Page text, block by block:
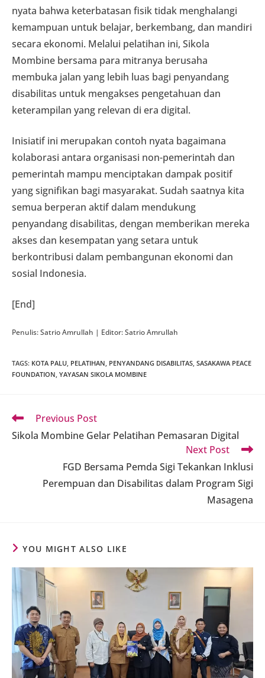
nyata bahwa keterbatasan fisik tidak menghalangi
kemampuan untuk belajar, berkembang, dan mandiri
secara ekonomi. Melalui pelatihan ini, Sikola
Mombine bersama para mitranya berusaha
membuka jalan yang lebih luas bagi penyandang
disabilitas untuk mengakses pengetahuan dan
keterampilan yang relevan di era digital.
Inisiatif ini merupakan contoh nyata bagaimana
kolaborasi antara organisasi non-pemerintah dan
pemerintah mampu menciptakan dampak positif
yang signifikan bagi masyarakat. Sudah saatnya kita
semua berperan aktif dalam mendukung
penyandang disabilitas, dengan memberikan mereka
akses dan kesempatan yang setara untuk
berkontribusi dalam pembangunan ekonomi dan
sosial Indonesia.
[End]
Penulis: Satrio Amrullah | Editor: Satrio Amrullah
TAGS: KOTA PALU, PELATIHAN, PENYANDANG DISABILITAS, SASAKAWA PEACE
FOUNDATION, YAYASAN SIKOLA MOMBINE
Read
more
articles
Previous Post
Sikola Mombine Gelar Pelatihan Pemasaran Digital
Next Post
FGD Bersama Pemda Sigi Tekankan Inklusi
Perempuan dan Disabilitas dalam Program Sigi
Masagena
YOU MIGHT ALSO LIKE